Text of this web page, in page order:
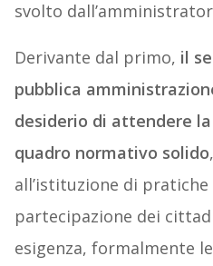
svolto
Derivante dal primo, il
pubblica
desiderio di attendere
quadro normativo solido
all’istituzione di
partecipazione dei
esigenza, formalmente